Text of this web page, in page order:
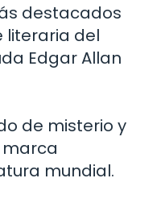
destacados
literaria del
Edgar Allan
de misterio y
mundial.